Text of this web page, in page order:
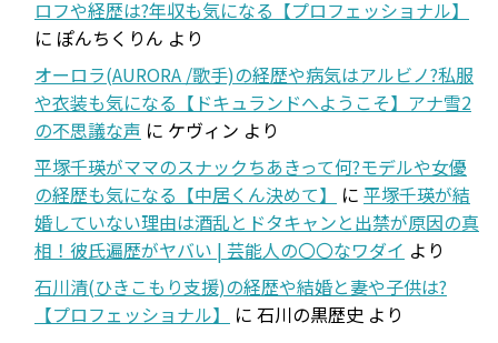
ロフや経歴は?年収も気になる【プロフェッショナル】
に ぽんちくりん より
オーロラ(AURORA /歌手)の経歴や病気はアルビノ?私服
や衣装も気になる【ドキュランドへようこそ】アナ雪2
の不思議な声 に ケヴィン より
平塚千瑛がママのスナックちあきって何?モデルや女優
の経歴も気になる【中居くん決めて】
に 平塚千瑛が結
婚していない理由は酒乱とドタキャンと出禁が原因の真
相！彼氏遍歴がヤバい | 芸能人の〇〇なワダイ より
石川清(ひきこもり支援)の経歴や結婚と妻や子供は?
【プロフェッショナル】
に 石川の黒歴史 より